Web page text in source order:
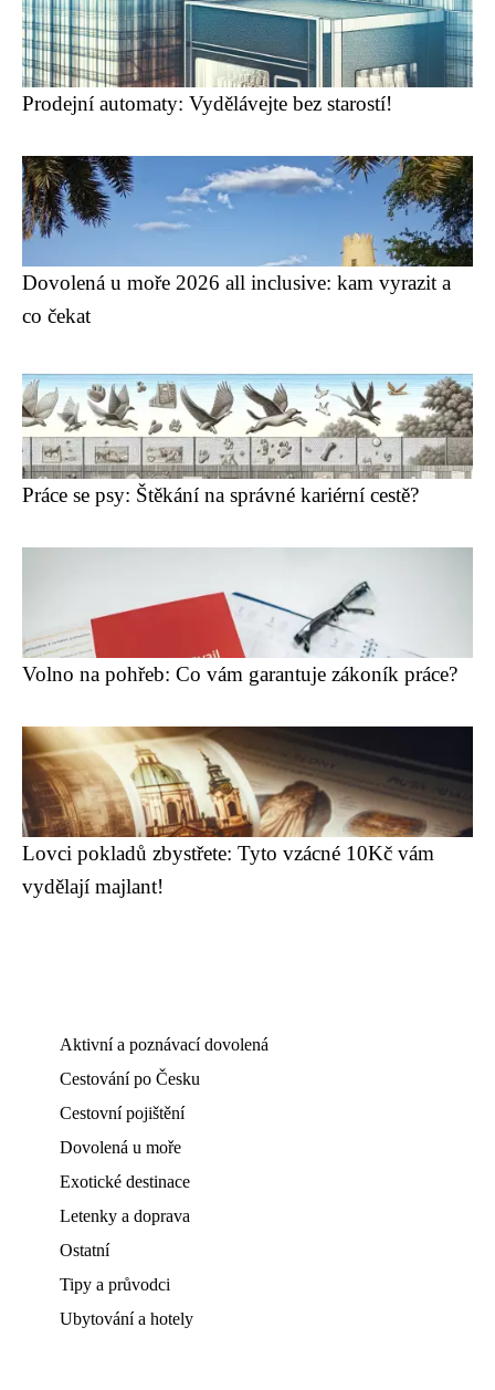
Prodejní automaty: Vydělávejte bez starostí!
Dovolená u moře 2026 all inclusive: kam vyrazit a
co čekat
Práce se psy: Štěkání na správné kariérní cestě?
Volno na pohřeb: Co vám garantuje zákoník práce?
Lovci pokladů zbystřete: Tyto vzácné 10Kč vám
vydělají majlant!
Aktivní a poznávací dovolená
Cestování po Česku
Cestovní pojištění
Dovolená u moře
Exotické destinace
Letenky a doprava
Ostatní
Tipy a průvodci
Ubytování a hotely